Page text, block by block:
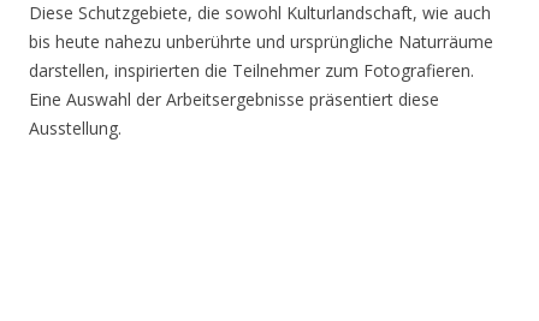
Diese Schutzgebiete, die sowohl Kulturlandschaft, wie auch
bis heute nahezu unberührte und ursprüngliche Naturräume
darstellen, inspirierten die Teilnehmer zum Fotografieren.
Eine Auswahl der Arbeitsergebnisse präsentiert diese
Ausstellung.